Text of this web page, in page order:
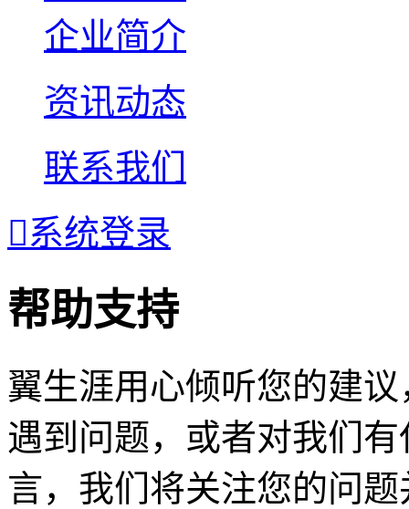
企业简介
资讯动态
联系我们
系统登录
帮助支持
翼生涯用心倾听您的建
遇到问题，或者对我们
言，我们将关注您的问